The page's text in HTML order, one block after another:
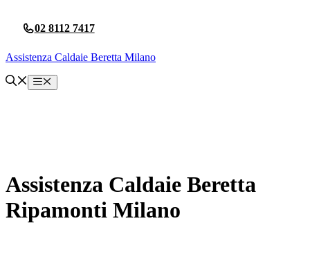
contenuto
02 8112 7417
Assistenza Caldaie Beretta Milano
Menu
Assistenza Caldaie Beretta
Ripamonti Milano